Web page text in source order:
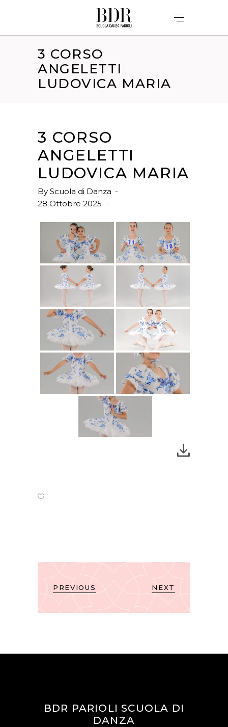
3 CORSO
ANGELETTI
LUDOVICA MARIA
3 CORSO
ANGELETTI
LUDOVICA MARIA
By Scuola di Danza
28 Ottobre 2025
PREVIOUS NEXT
BDR PARIOLI SCUOLA DI
DANZA